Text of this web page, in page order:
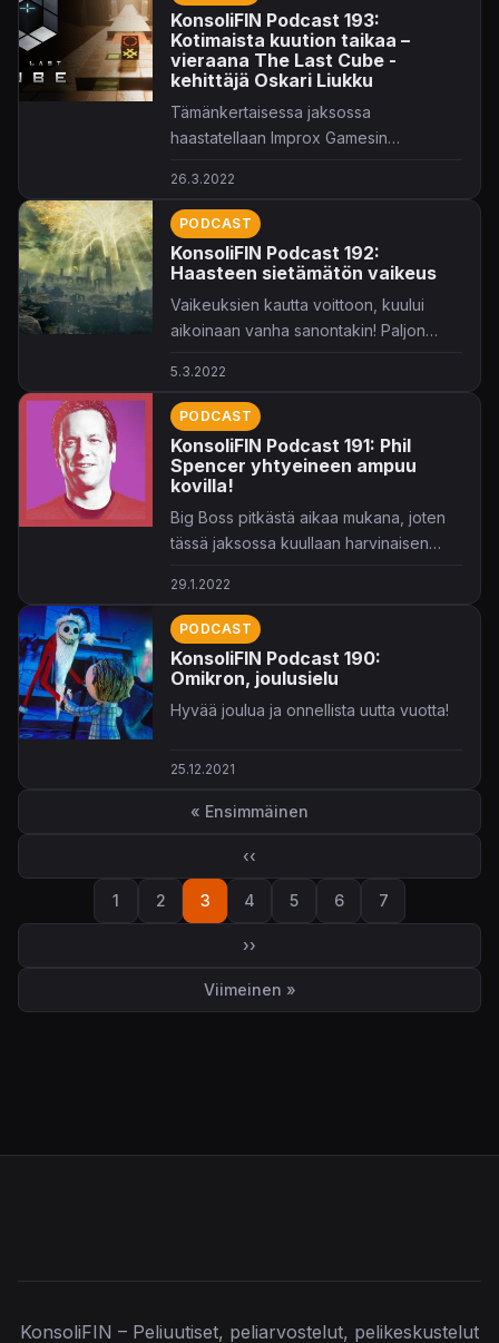
KonsoliFIN Podcast 193:
Kotimaista kuution taikaa –
vieraana The Last Cube -
kehittäjä Oskari Liukku
Tämänkertaisessa jaksossa
haastatellaan Improx Gamesin
26.3.2022
PODCAST
KonsoliFIN Podcast 192:
Haasteen sietämätön vaikeus
Vaikeuksien kautta voittoon, kuului
aikoinaan vanha sanontakin! Paljon
videopelien vaikeudesta,
Unchartedista ja tuoreimmasta Batman-
leffasovituksesta.
5.3.2022
PODCAST
KonsoliFIN Podcast 191: Phil
Spencer yhtyeineen ampuu
kovilla!
Big Boss pitkästä aikaa mukana, joten
tässä jaksossa kuullaan harvinaisen
29.1.2022
PODCAST
KonsoliFIN Podcast 190:
Omikron, joulusielu
Hyvää joulua ja onnellista uutta vuotta!
25.12.2021
Sivutus
Ensimmäinen sivu
« Ensimmäinen
Edellinen sivu
‹‹
Sivu
1
Sivu
2
Sivu
3
Sivu
4
Sivu
5
Sivu
6
Sivu
7
Seuraava sivu
››
Viimeinen sivu
Viimeinen »
KonsoliFIN – Peliuutiset, peliarvostelut, pelikeskustelut